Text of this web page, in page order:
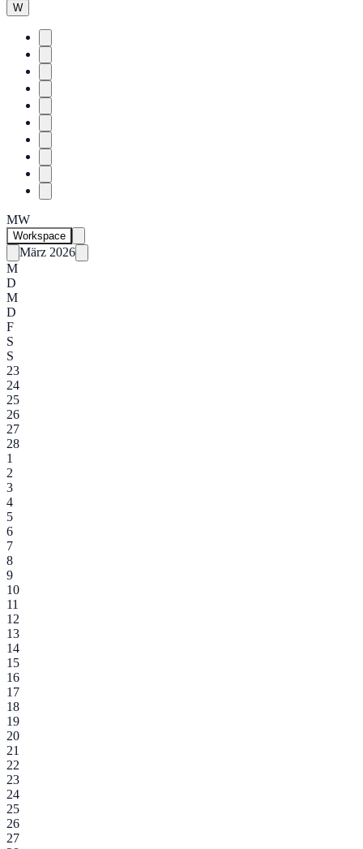
W
MW
Workspace
März 2026
M
D
M
D
F
S
S
23
24
25
26
27
28
1
2
3
4
5
6
7
8
9
10
11
12
13
14
15
16
17
18
19
20
21
22
23
24
25
26
27